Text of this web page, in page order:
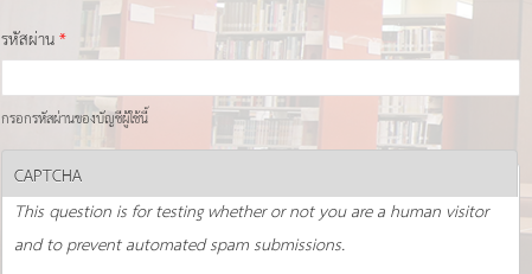
รหัสผ่าน*
กรอกรหัสผ่านของบัญชีผู้ใช้นี้
CAPTCHA
This question is for testing whether or not you are a human visitor
and to prevent automated spam submissions.